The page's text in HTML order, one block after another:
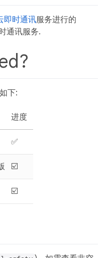
即时通讯服务进行的
通讯服务.
下:
进度
✅
☑️
☑️